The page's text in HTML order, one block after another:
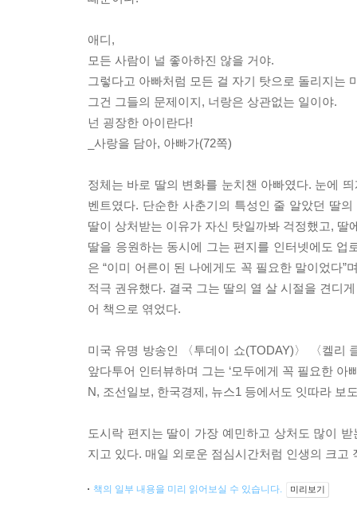
애디,
모든 사람이 널 좋아하진 않을 거야.
그렇다고 아빠처럼 모든 걸 자기 탓으로 돌리지는
그건 그들의 문제이지, 너랑은 상관없는 일이야.
넌 굉장한 아이란다!
_사랑을 담아, 아빠가(72쪽)
정체는 바로 딸의 변화를 눈치챈 아빠였다. 눈에
벤트였다. 단순한 사춘기의 특성인 줄 알았던 딸
딸이 상처받는 이유가 자신 탓일까봐 걱정했고,
딸을 응원하는 동시에 그는 편지를 인터넷에도
은 “이미 어른이 된 나에게도 꼭 필요한 말이었다
적극 권유했다. 결국 그는 딸의 열 살 시절을 견디
어 책으로 엮었다.
미국 유명 방송인 〈투데이 쇼(TODAY)〉 〈켈리
앞다투어 인터뷰하며 그는 ‘모두에게 꼭 필요한 아
N, 조선일보, 한국경제, 뉴스1 등에서도 잇따라 보
도시락 편지는 딸이 가장 예민하고 상처도 많이
지고 있다. 매일 외로운 점심시간처럼 인생의 크
책의 일부 내용을 미리 읽어보실 수 있습니다. 미리보기